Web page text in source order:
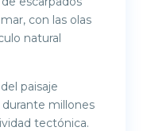
con las olas
natural
paisaje
millones
tectónica.